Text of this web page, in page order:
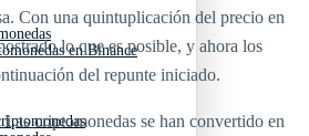
en Binance
Con una quintuplicación del precio en
lo que es posible, y ahora los
del repunte iniciado.
criptomonedas se han convertido en